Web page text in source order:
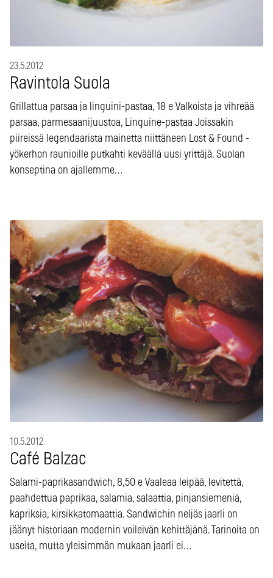
23.5.2012
Ravintola Suola
Grillattua parsaa ja linguini-pastaa, 18 e Valkoista ja vihreää
parsaa, parmesaanijuustoa, Linguine-pastaa Joissakin
piireissä legendaarista mainetta niittäneen Lost & Found -
yökerhon raunioille putkahti keväällä uusi yrittäjä. Suolan
konseptina on ajallemme…
10.5.2012
Café Balzac
Salami-paprikasandwich, 8,50 e Vaaleaa leipää, levitettä,
paahdettua paprikaa, salamia, salaattia, pinjansiemeniä,
kapriksia, kirsikkatomaattia. Sandwichin neljäs jaarli on
jäänyt historiaan modernin voileivän kehittäjänä. Tarinoita on
useita, mutta yleisimmän mukaan jaarli ei…